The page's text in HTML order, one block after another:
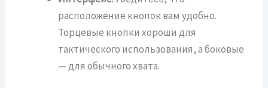
расположение кнопок вам удобно.
Торцевые кнопки хороши для
тактического использования, а боковые
— для обычного хвата.